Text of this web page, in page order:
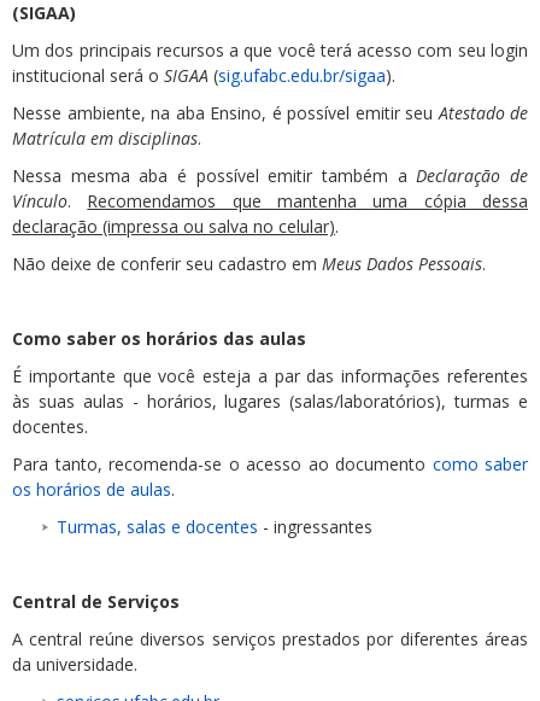
(SIGAA)
Um dos principais recursos a que você terá acesso com seu login
institucional será o SIGAA (sig.ufabc.edu.br/sigaa).
Nesse ambiente, na aba Ensino, é possível emitir seuAtestado de
Matrícula em disciplinas.
Nessa mesma aba é possível emitir também aDeclaração de
Vínculo. Recomendamos que mantenha uma cópia dessa
declaração (impressa ou salva no celular).
Não deixe de conferir seu cadastro em Meus Dados Pessoais.
Como saber os horários das aulas
É importante que você esteja a par das informações referentes
às suas aulas - horários, lugares (salas/laboratórios), turmas e
docentes.
Para tanto, recomenda-se o acesso ao documento como saber
os horários de aulas.
Turmas, salas e docentes - ingressantes
Central de Serviços
A central reúne diversos serviços prestados por diferentes áreas
da universidade.